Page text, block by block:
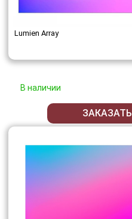
Lumien Array
В наличии
ЗАКАЗАТЬ